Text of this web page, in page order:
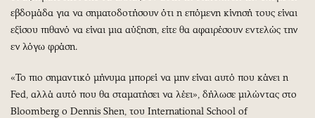
εβδομάδα για να σηματοδοτήσουν ότι η επόμενη κίνησή τους είναι
εξίσου πιθανό να είναι μια αύξηση, είτε θα αφαιρέσουν εντελώς την
εν λόγω φράση.
«Το πιο σημαντικό μήνυμα μπορεί να μην είναι αυτό που κάνει η
Fed, αλλά αυτό που θα σταματήσει να λέει», δήλωσε μιλώντας στο
Bloomberg ο Dennis Shen, του International School of